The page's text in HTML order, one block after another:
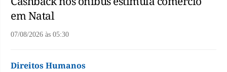
em Natal
07/08/2026 às 05:30
Direitos Humanos